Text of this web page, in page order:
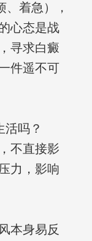
、着急），
心态是战
寻求白癜
件遥不可
吗？
不直接影
力，影响
本身易反